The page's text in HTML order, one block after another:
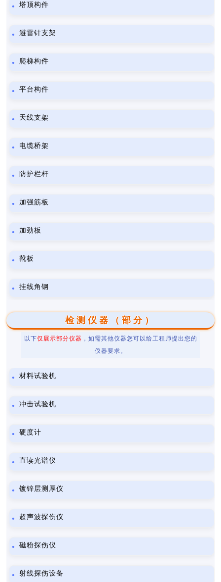
塔顶构件
避雷针支架
爬梯构件
平台构件
天线支架
电缆桥架
防护栏杆
加强筋板
加劲板
靴板
挂线角钢
检测仪器（部分）
以下仅展示部分仪器 ，如需其他仪器您可以给工程师提出您的
仪器要求。
材料试验机
冲击试验机
硬度计
直读光谱仪
镀锌层测厚仪
超声波探伤仪
磁粉探伤仪
射线探伤设备